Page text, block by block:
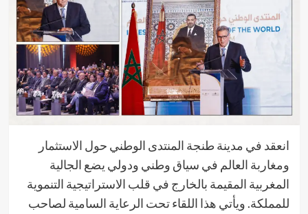
انعقد في مدينة طنجة المنتدى الوطني حول الاستثمار
ومغاربة العالم في سياق وطني ودولي يضع الجالية
المغربية المقيمة بالخارج في قلب الاستراتيجية التنموية
للمملكة. ويأتي هذا اللقاء تحت الرعاية السامية لصاحب